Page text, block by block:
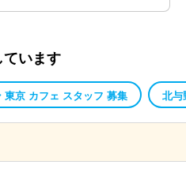
ています
東京 カフェ スタッフ 募集 北与